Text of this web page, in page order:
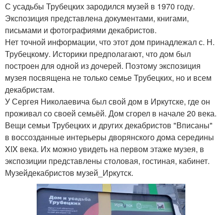
С усадьбы Трубецких зародился музей в 1970 году.
Экспозиция представлена документами, книгами,
письмами и фотографиями декабристов.
Нет точной информации, что этот дом принадлежал с. Н.
Трубецкому. Историки предполагают, что дом был
построен для одной из дочерей. Поэтому экспозиция
музея посвящена не только семье Трубецких, но и всем
декабристам.
У Сергея Николаевича был свой дом в Иркутске, где он
проживал со своей семьёй. Дом сгорел в начале 20 века.
Вещи семьи Трубецких и других декабристов "Вписаны"
в воссозданные интерьеры дворянского дома середины
XIX века. Их можно увидеть на первом этаже музея, в
экспозиции представлены столовая, гостиная, кабинет.
Музейдекабристов музей_Иркутск.